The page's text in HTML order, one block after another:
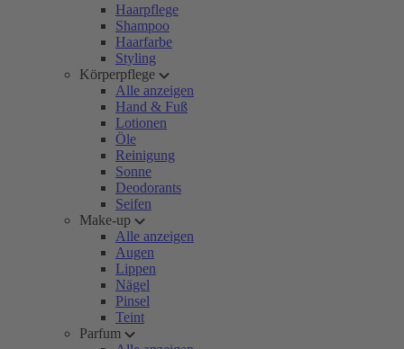
Haarpflege
Shampoo
Haarfarbe
Styling
Körperpflege
Alle anzeigen
Hand & Fuß
Lotionen
Öle
Reinigung
Sonne
Deodorants
Seifen
Make-up
Alle anzeigen
Augen
Lippen
Nägel
Pinsel
Teint
Parfum